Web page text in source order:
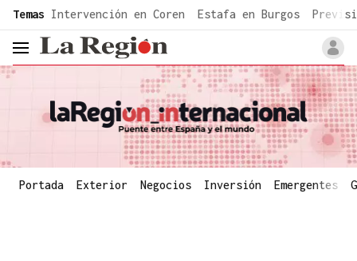
common.go-to-content
Temas Intervención en Coren Estafa en Burgos
header.menu.open
Portada Exterior Negocios Inversión Emergentes